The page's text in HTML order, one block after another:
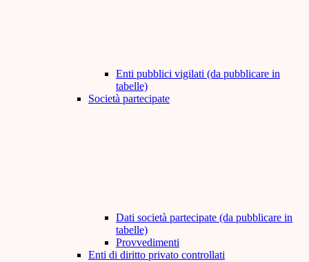
Enti pubblici vigilati (da pubblicare in
tabelle)
Società partecipate
Dati società partecipate (da pubblicare in
tabelle)
Provvedimenti
Enti di diritto privato controllati